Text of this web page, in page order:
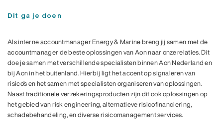
Dit ga je doen
Als interne accountmanager Energy & Marine breng jij samen met de
accountmanager de beste oplossingen van Aon naar onze relaties. Dit
doe je samen met verschillende specialisten binnen Aon Nederland en
bij Aon in het buitenland. Hierbij ligt het accent op signaleren van
risico’s en het samen met specialisten organiseren van oplossingen.
Naast traditionele verzekeringsproducten zijn dit ook oplossingen op
het gebied van risk engineering, alternatieve risicofinanciering,
schadebehandeling, en diverse risicomanagement services.